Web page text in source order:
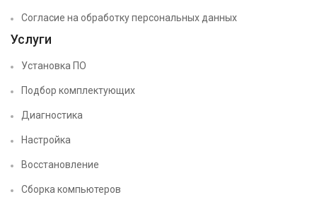
Согласие на обработку персональных данных
Услуги
Установка ПО
Подбор комплектующих
Диагностика
Настройка
Восстановление
Сборка компьютеров